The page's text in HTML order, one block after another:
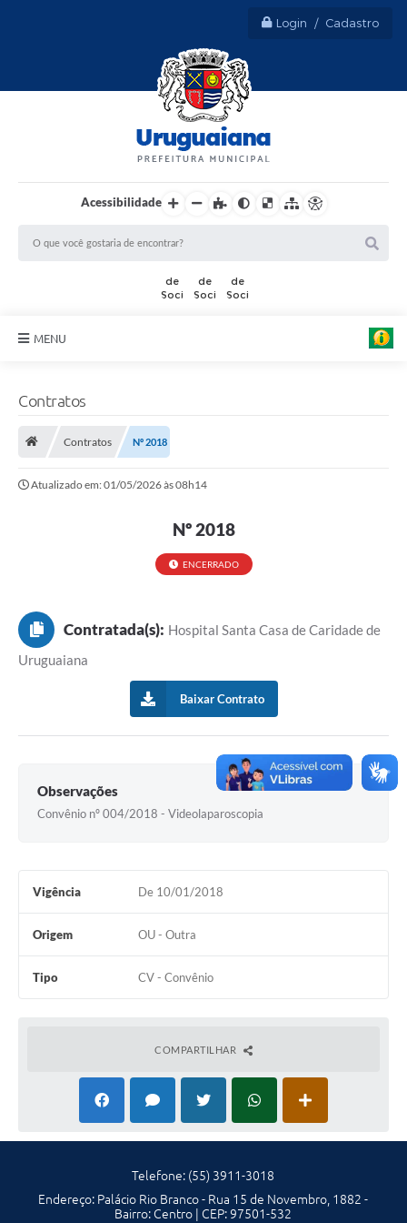
Login / Cadastro
Acessibilidade
MENU
Carta de Serviços
Prefeito Municipal
Vice-Prefeito Municipal
Sala do Empreendedor
Arquivo Histórico
Nota Fiscal Eletrônica
Tramitação de Processos
SIM - Serviço de Inspeção Municipal
Vigilância Sanitária
Galeria de Fotos
Contratos
Contratos Nº 2018
Atualizado em: 01/05/2026 às 08h14
Nº 2018
ENCERRADO
Contratada(s): Hospital Santa Casa de Caridade de
Uruguaiana
Baixar Contrato
Observações
Convênio nº 004/2018 - Videolaparoscopia
Vigência De 10/01/2018
Origem OU - Outra
Tipo CV - Convênio
COMPARTILHAR
Telefone: (55) 3911-3018
Endereço: Palácio Rio Branco - Rua 15 de Novembro, 1882 -
Bairro: Centro | CEP: 97501-532